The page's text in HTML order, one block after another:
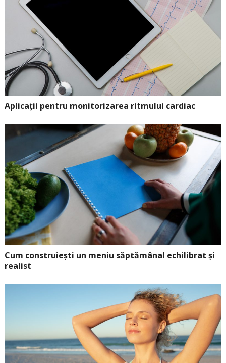
Aplicații pentru monitorizarea ritmului cardiac
Cum construiești un meniu săptămânal echilibrat și
realist